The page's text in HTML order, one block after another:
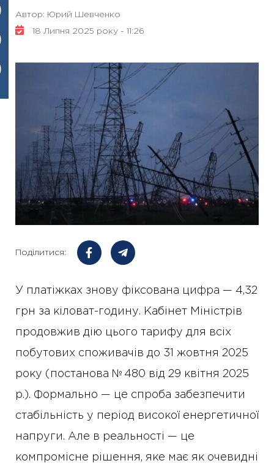
Автор: Юрий Шевченко
18 Липня 2025 року - 11:26
Поділитися:
У платіжках знову фіксована цифра — 4,32
грн за кіловат-годину. Кабінет Міністрів
продовжив дію цього тарифу для всіх
побутових споживачів до 31 жовтня 2025
року (постанова № 480 від 29 квітня 2025
р.). Формально — це спроба забезпечити
стабільність у період високої енергетичної
напруги. Але в реальності — це
компромісне рішення, яке має як очевидні